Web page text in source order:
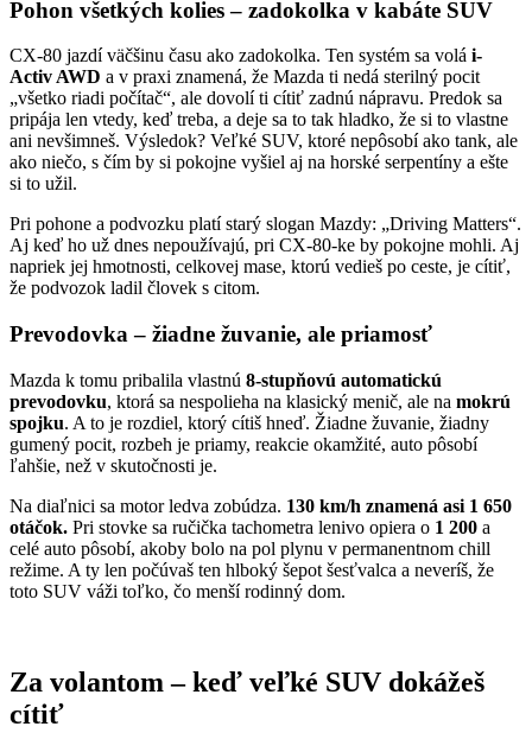
Pohon všetkých kolies – zadokolka v kabáte SUV
CX-80 jazdí väčšinu času ako zadokolka. Ten systém sa volá i-
Activ AWD a v praxi znamená, že Mazda ti nedá sterilný pocit
„všetko riadi počítač“, ale dovolí ti cítiť zadnú nápravu. Predok sa
pripája len vtedy, keď treba, a deje sa to tak hladko, že si to vlastne
ani nevšimneš. Výsledok? Veľké SUV, ktoré nepôsobí ako tank, ale
ako niečo, s čím by si pokojne vyšiel aj na horské serpentíny a ešte
si to užil.
Pri pohone a podvozku platí starý slogan Mazdy: „Driving Matters“.
Aj keď ho už dnes nepoužívajú, pri CX-80-ke by pokojne mohli. Aj
napriek jej hmotnosti, celkovej mase, ktorú vedieš po ceste, je cítiť,
že podvozok ladil človek s citom.
Prevodovka – žiadne žuvanie, ale priamosť
Mazda k tomu pribalila vlastnú 8-stupňovú automatickú
prevodovku, ktorá sa nespolieha na klasický menič, ale na mokrú
spojku. A to je rozdiel, ktorý cítiš hneď. Žiadne žuvanie, žiadny
gumený pocit, rozbeh je priamy, reakcie okamžité, auto pôsobí
ľahšie, než v skutočnosti je.
Na diaľnici sa motor ledva zobúdza. 130 km/h znamená asi 1 650
otáčok. Pri stovke sa ručička tachometra lenivo opiera o 1 200 a
celé auto pôsobí, akoby bolo na pol plynu v permanentnom chill
režime. A ty len počúvaš ten hlboký šepot šesťvalca a neveríš, že
toto SUV váži toľko, čo menší rodinný dom.
Za volantom – keď veľké SUV dokážeš
cítiť